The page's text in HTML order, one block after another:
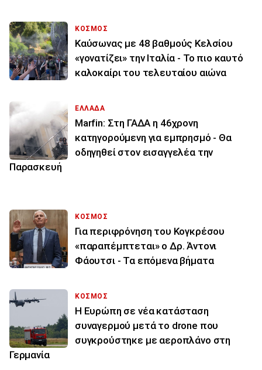
ΚΟΣΜΟΣ
Καύσωνας με 48 βαθμούς Κελσίου
«γονατίζει» την Ιταλία - Το πιο καυτό
καλοκαίρι του τελευταίου αιώνα
ΕΛΛΑΔΑ
Marfin: Στη ΓΑΔΑ η 46χρονη
κατηγορούμενη για εμπρησμό - Θα
οδηγηθεί στον εισαγγελέα την
Παρασκευή
ΚΟΣΜΟΣ
Για περιφρόνηση του Κογκρέσου
«παραπέμπτεται» ο Δρ. Άντονι
Φάουτσι - Τα επόμενα βήματα
ΚΟΣΜΟΣ
Η Ευρώπη σε νέα κατάσταση
συναγερμού μετά το drone που
συγκρούστηκε με αεροπλάνο στη
Γερμανία